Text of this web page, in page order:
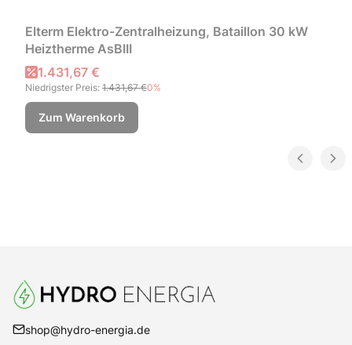
Elterm Elektro-Zentralheizung, Bataillon 30 kW
Heiztherme AsBIII
Aktionspreis
1.431,67 €
Niedrigster Preis: 1.431,67 €0%
Zum Warenkorb
shop@hydro-energia.de